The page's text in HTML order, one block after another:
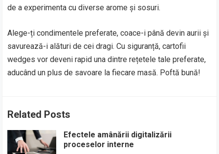
de a experimenta cu diverse arome și sosuri.
Alege-ți condimentele preferate, coace-i până devin aurii și
savurează-i alături de cei dragi. Cu siguranță, cartofii
wedges vor deveni rapid una dintre rețetele tale preferate,
aducând un plus de savoare la fiecare masă. Poftă bună!
Related Posts
Efectele amânării digitalizării
proceselor interne